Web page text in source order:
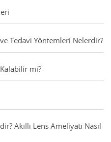
Tedavi Yöntemleri Nelerdir?
mi?
Akıllı Lens Ameliyatı Nasıl